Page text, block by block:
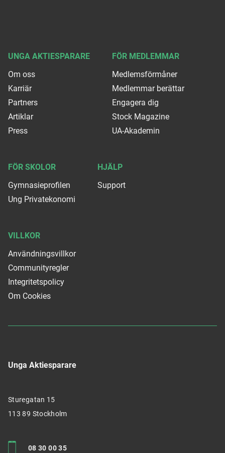
Unga Aktiesparare
Sturegatan 15
113 89 Stockholm
08 30 00 35
UNGA AKTIESPARARE
Om oss
Karriär
Partners
Artiklar
Press
FÖR MEDLEMMAR
Medlemsförmåner
Medlemmar berättar
Engagera dig
Stock Magazine
UA-Akademin
FÖR SKOLOR
Gymnasieprofilen
Ung Privatekonomi
HJÄLP
Support
VILLKOR
Användningsvillkor
Communityregler
Integritetspolicy
Om Cookies